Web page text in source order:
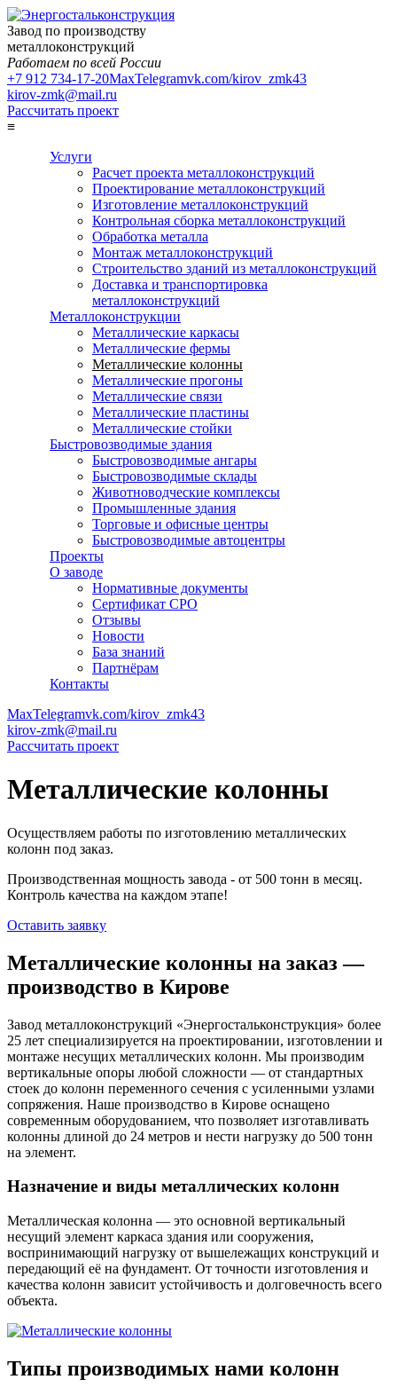
Завод по производству
металлоконструкций
Работаем по всей России
+7 912 734-17-20MaxTelegramvk.com/kirov_zmk43
kirov-zmk@mail.ru
Рассчитать проект
≡
Услуги
Расчет проекта металлоконструкций
Проектирование металлоконструкций
Изготовление металлоконструкций
Контрольная сборка металлоконструкций
Обработка металла
Монтаж металлоконструкций
Строительство зданий из металлоконструкций
Доставка и транспортировка
металлоконструкций
Металлоконструкции
Металлические каркасы
Металлические фермы
Металлические колонны
Металлические прогоны
Металлические связи
Металлические пластины
Металлические стойки
Быстровозводимые здания
Быстровозводимые ангары
Быстровозводимые склады
Животноводческие комплексы
Промышленные здания
Торговые и офисные центры
Быстровозводимые автоцентры
Проекты
О заводе
Нормативные документы
Сертификат СРО
Отзывы
Новости
База знаний
Партнёрам
Контакты
MaxTelegramvk.com/kirov_zmk43
kirov-zmk@mail.ru
Рассчитать проект
Металлические колонны
Осуществляем работы по изготовлению металлических
колонн под заказ.
Производственная мощность завода - от 500 тонн в месяц.
Контроль качества на каждом этапе!
Оставить заявку
Металлические колонны на заказ —
производство в Кирове
Завод металлоконструкций «Энергостальконструкция» более
25 лет специализируется на проектировании, изготовлении и
монтаже несущих металлических колонн. Мы производим
вертикальные опоры любой сложности — от стандартных
стоек до колонн переменного сечения с усиленными узлами
сопряжения. Наше производство в Кирове оснащено
современным оборудованием, что позволяет изготавливать
колонны длиной до 24 метров и нести нагрузку до 500 тонн
на элемент.
Назначение и виды металлических колонн
Металлическая колонна — это основной вертикальный
несущий элемент каркаса здания или сооружения,
воспринимающий нагрузку от вышележащих конструкций и
передающий её на фундамент. От точности изготовления и
качества колонн зависит устойчивость и долговечность всего
объекта.
Типы производимых нами колонн